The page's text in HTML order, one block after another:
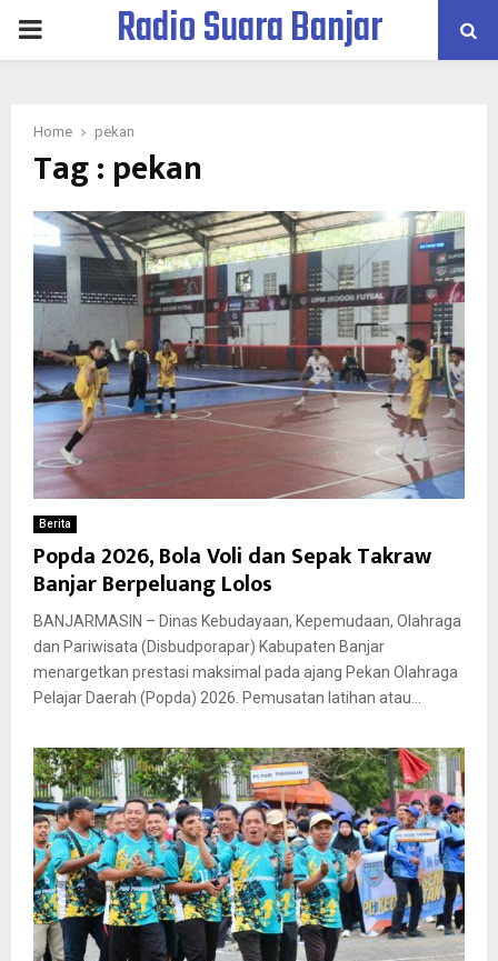
PRIMARYRadio Suara Banjar
Home pekan
Tag : pekan
Berita
Popda 2026, Bola Voli dan Sepak Takraw
Banjar Berpeluang Lolos
BANJARMASIN – Dinas Kebudayaan, Kepemudaan, Olahraga
dan Pariwisata (Disbudporapar) Kabupaten Banjar
menargetkan prestasi maksimal pada ajang Pekan Olahraga
Pelajar Daerah (Popda) 2026. Pemusatan latihan atau...